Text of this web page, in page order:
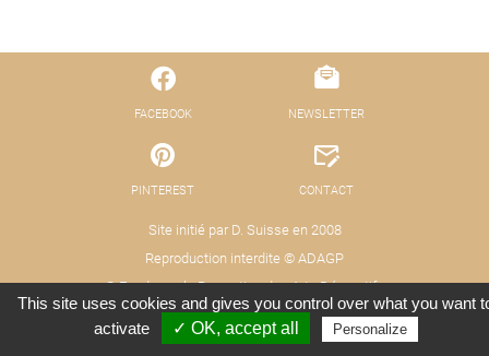
FACEBOOK
PINTEREST
Site initié par D. Suisse en 2008
Reproduction interdite © ADAGP
© Fond pour la Promotion des Arts Décoratifs
NEWSLETTER
CONTACT
Mentions légales - Protection des données Crédits : Xooloop Studio
This site uses cookies and gives you control over what you want
activate
✓ OK, accept all Personalize